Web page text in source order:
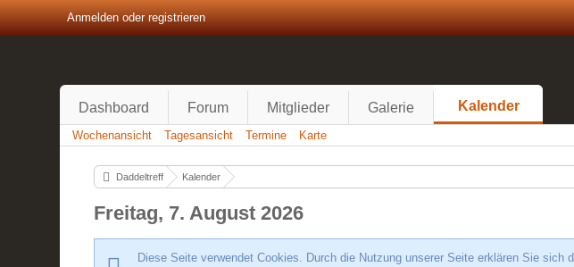
Anmelden oder registrieren
Dashboard Forum Mitglieder Galerie Kalender
Wochenansicht Tagesansicht Termine Karte
Daddeltreff Kalender
Freitag, 7. August 2026
Diese Seite verwendet Cookies. Durch die Nutzung unserer Seite erklären Sie sich